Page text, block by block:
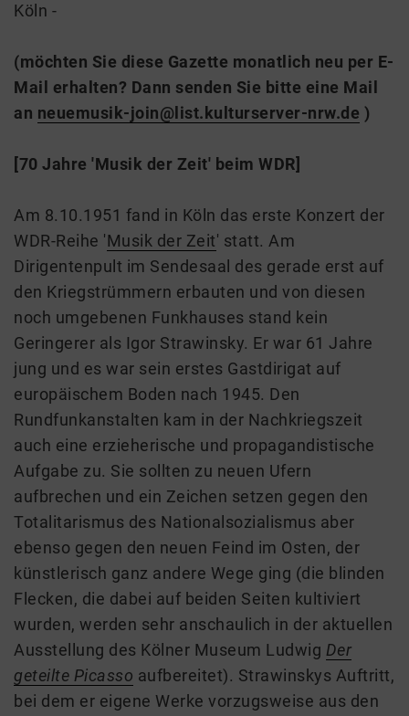
Köln -
(möchten Sie diese Gazette monatlich neu per E-
Mail erhalten? Dann senden Sie bitte eine Mail
an neuemusik-join@list.kulturserver-nrw.de )
[70 Jahre 'Musik der Zeit' beim WDR]
Am 8.10.1951 fand in Köln das erste Konzert der
WDR-Reihe 'Musik der Zeit' statt. Am
Dirigentenpult im Sendesaal des gerade erst auf
den Kriegstrümmern erbauten und von diesen
noch umgebenen Funkhauses stand kein
Geringerer als Igor Strawinsky. Er war 61 Jahre
jung und es war sein erstes Gastdirigat auf
europäischem Boden nach 1945. Den
Rundfunkanstalten kam in der Nachkriegszeit
auch eine erzieherische und propagandistische
Aufgabe zu. Sie sollten zu neuen Ufern
aufbrechen und ein Zeichen setzen gegen den
Totalitarismus des Nationalsozialismus aber
ebenso gegen den neuen Feind im Osten, der
künstlerisch ganz andere Wege ging (die blinden
Flecken, die dabei auf beiden Seiten kultiviert
wurden, werden sehr anschaulich in der aktuellen
Ausstellung des Kölner Museum Ludwig Der
geteilte Picasso aufbereitet). Strawinskys Auftritt,
bei dem er eigene Werke vorzugsweise aus den